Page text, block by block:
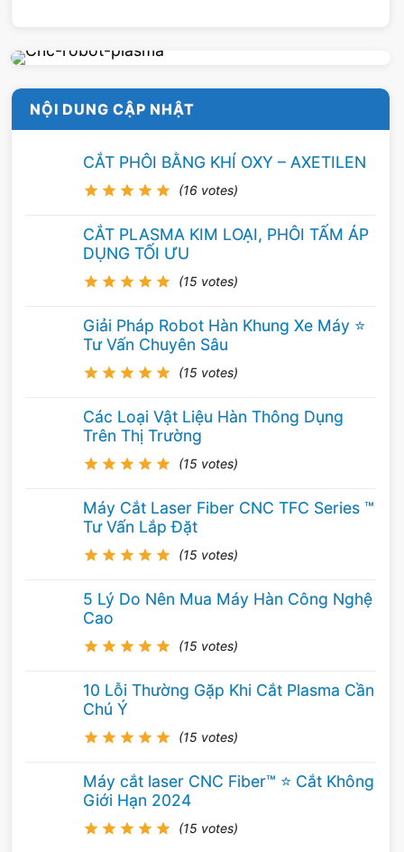
NỘI DUNG CẬP NHẬT
CẮT PHÔI BẰNG KHÍ OXY – AXETILEN
(16 votes)
CẮT PLASMA KIM LOẠI, PHÔI TẤM ÁP
DỤNG TỐI ƯU
(15 votes)
Giải Pháp Robot Hàn Khung Xe Máy ⭐️
Tư Vấn Chuyên Sâu
(15 votes)
Các Loại Vật Liệu Hàn Thông Dụng
Trên Thị Trường
(15 votes)
Máy Cắt Laser Fiber CNC TFC Series ™
Tư Vấn Lắp Đặt
(15 votes)
5 Lý Do Nên Mua Máy Hàn Công Nghệ
Cao
(15 votes)
10 Lỗi Thường Gặp Khi Cắt Plasma Cần
Chú Ý
(15 votes)
Máy cắt laser CNC Fiber™ ⭐️ Cắt Không
Giới Hạn 2024
(15 votes)
Đánh giá bài viết này